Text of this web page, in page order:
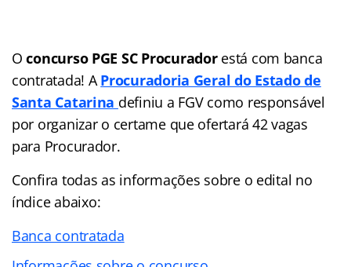
Oconcurso PGE SC Procuradorestá com banca
contratada! AProcuradoria Geral do Estado de
Santa Catarina definiu a FGV como responsável
por organizar o certame que ofertará 42 vagas
para Procurador.
Confira todas as informações sobre o edital no
índiceabaixo:
Banca contratada